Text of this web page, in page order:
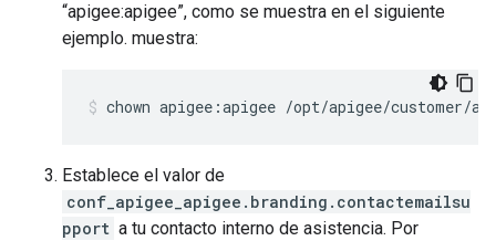
“apigee:apigee”, como se muestra en el siguiente
ejemplo. muestra:
chown apigee:apigee /opt/apigee/customer/
Establece el valor de
conf_apigee_apigee.branding.contactemailsu
pport a tu contacto interno de asistencia. Por